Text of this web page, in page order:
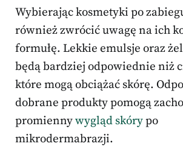
Wybierając kosmetyki po
również zwrócić uwagę na ich
formułę. Lekkie emulsje oraz
będą bardziej odpowiednie niż
które mogą obciążać skórę.
dobrane produkty pomogą
promiennywygląd skórypo
mikrodermabrazji.